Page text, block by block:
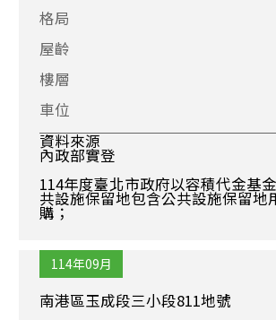
格局
屋齡
樓層
車位
資料來源
內政部實登
114年度臺北市政府以容積代金基
共設施保留地包含公共設施保留地
購；
114年09月
南港區玉成段三小段811地號